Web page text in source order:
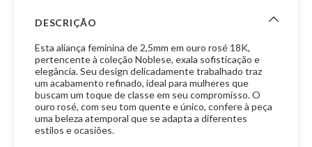
DESCRIÇÃO
Esta aliança feminina de 2,5mm em ouro rosé 18K,
pertencente à coleção Noblese, exala sofisticação e
elegância. Seu design delicadamente trabalhado traz
um acabamento refinado, ideal para mulheres que
buscam um toque de classe em seu compromisso. O
ouro rosé, com seu tom quente e único, confere à peça
uma beleza atemporal que se adapta a diferentes
estilos e ocasiões.